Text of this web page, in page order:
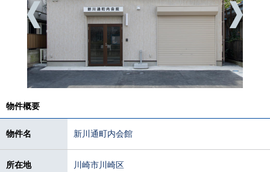
物件概要
物件名 新川通町内会館
所在地 川崎市川崎区